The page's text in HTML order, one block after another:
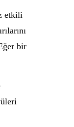
etkili
bir